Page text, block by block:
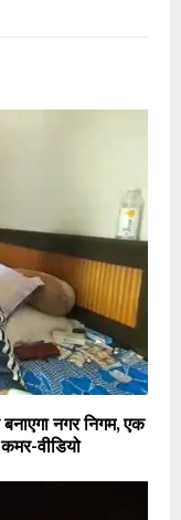
नगर निगम, एक
वीडियो